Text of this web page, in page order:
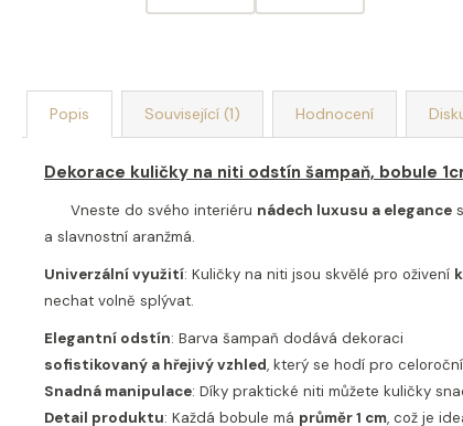
Popis Související (1) Hodnocení
Dekorace kuličky na niti odstín šampaň, bobule
Vneste do svého interiéru nádech luxusu a elegance
a slavnostní aranžmá.
Univerzální využití: Kuličky na niti jsou skvělé pro oživení
nechat volně splývat.
Elegantní odstín: Barva šampaň dodává dekoraci
sofistikovaný a hřejivý vzhled, který se hodí pro
Snadná manipulace: Díky praktické niti můžete kuličky
Detail produktu: Každá bobule má průměr 1 cm, což je